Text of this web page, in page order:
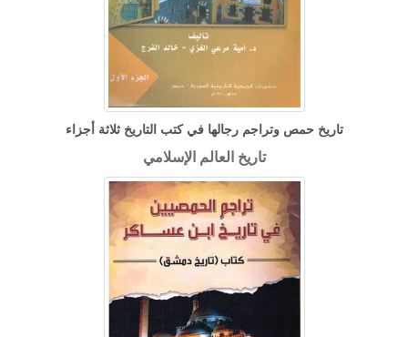
تاريخ حمص وتراجم رجالها في كتب التاريخ ثلاثة أجزاء
تاريخ العالم الإسلامي